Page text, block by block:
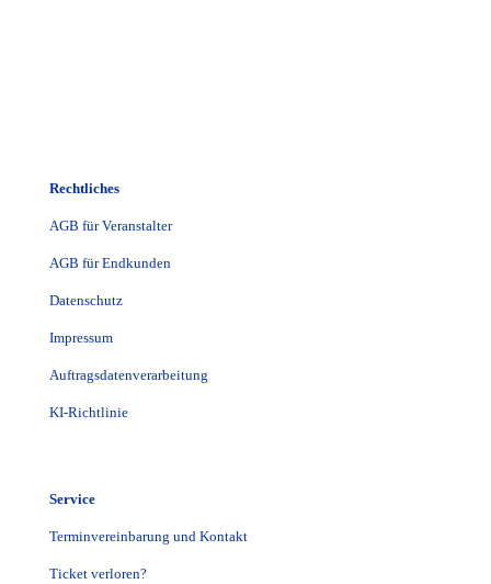
Rechtliches
AGB für Veranstalter
AGB für Endkunden
Datenschutz
Impressum
Auftragsdatenverarbeitung
KI-Richtlinie
Service
Terminvereinbarung und Kontakt
Ticket verloren?